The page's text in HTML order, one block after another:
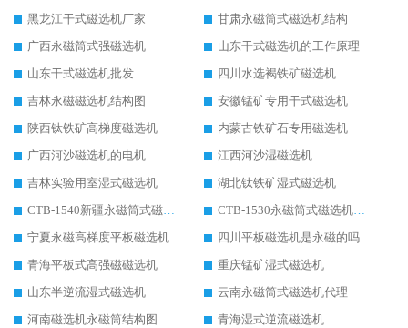
黑龙江干式磁选机厂家
甘肃永磁筒式磁选机结构
广西永磁筒式强磁选机
山东干式磁选机的工作原理
山东干式磁选机批发
四川水选褐铁矿磁选机
吉林永磁磁选机结构图
安徽锰矿专用干式磁选机
陕西钛铁矿高梯度磁选机
内蒙古铁矿石专用磁选机
广西河沙磁选机的电机
江西河沙湿磁选机
吉林实验用室湿式磁选机
湖北钛铁矿湿式磁选机
CTB-1540新疆永磁筒式磁选机
CTB-1530永磁筒式磁选机代理商
宁夏永磁高梯度平板磁选机
四川平板磁选机是永磁的吗
青海平板式高强磁磁选机
重庆锰矿湿式磁选机
山东半逆流湿式磁选机
云南永磁筒式磁选机代理
河南磁选机永磁筒结构图
青海湿式逆流磁选机